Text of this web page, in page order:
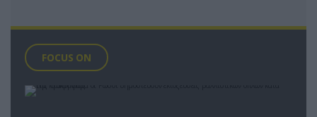
FOCUS ON